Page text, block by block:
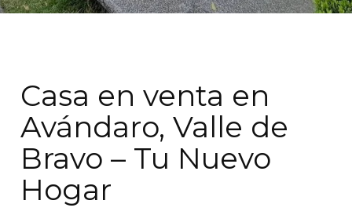
Casa en venta en
Avándaro, Valle de
Bravo – Tu Nuevo
Hogar